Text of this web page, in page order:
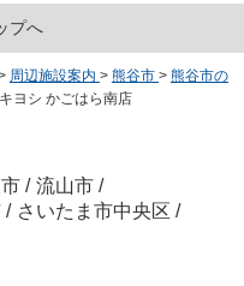
プへ
周辺施設案内 > 熊谷市 > 熊谷市の
ヨシ かごはら南店
/ 流山市 /
/ さいたま市中央区 /